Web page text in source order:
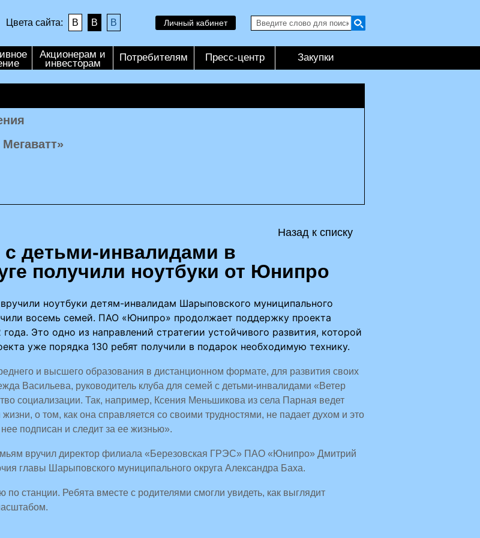
Цвета сайта: B B B Личный кабинет
Акционерам и
инвесторам
Потребителям Пресс-центр Закупки
Назад к списку
детьми-инвалидами в
получили ноутбуки от Юнипро
ноутбуки детям-инвалидам Шарыповского муниципального
восемь семей. ПАО «Юнипро» продолжает поддержку проекта
Это одно из направлений стратегии устойчивого развития, которой
уже порядка 130 ребят получили в подарок необходимую технику.
и высшего образования в дистанционном формате, для развития своих
Васильева, руководитель клуба для семей с детьми-инвалидами «Ветер
социализации. Так, например, Ксения Меньшикова из села Парная ведет
о том, как она справляется со своими трудностями, не падает духом и это
подписан и следит за ее жизнью».
вручил директор филиала «Березовская ГРЭС» ПАО «Юнипро» Дмитрий
главы Шарыповского муниципального округа Александра Баха.
по станции. Ребята вместе с родителями смогли увидеть, как выглядит